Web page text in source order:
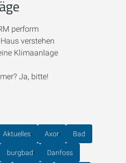
perform
verstehen
Klimaanlage
Ja, bitte!
Aktuelles Axor Bad
burgbad Danfoss